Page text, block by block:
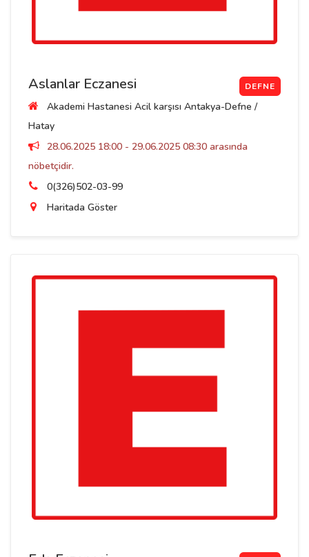
Aslanlar Eczanesi DEFNE
Akademi Hastanesi Acil karşısı Antakya-Defne /
Hatay
28.06.2025 18:00 - 29.06.2025 08:30 arasında
nöbetçidir.
0(326)502-03-99
Haritada Göster